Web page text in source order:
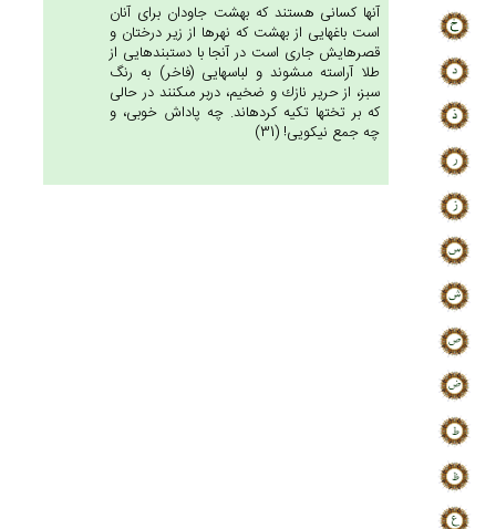
آنها كسانى هستند كه بهشت جاودان براى آنان
است باغهايى از بهشت كه نهرها از زير درختان و
قصرهايش جارى است در آنجا با دستبندهايى از
طلا آراسته مى‏شوند و لباسهايى (فاخر) به رنگ
سبز، از حرير نازك و ضخيم، دربر مى‏كنند در حالى
كه بر تختها تكيه كرده‏اند. چه پاداش خوبى، و
چه جمع نيكويى! (31)